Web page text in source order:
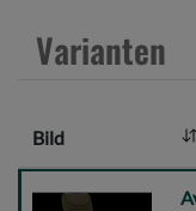
a
:
Varianten
Bild
Avid